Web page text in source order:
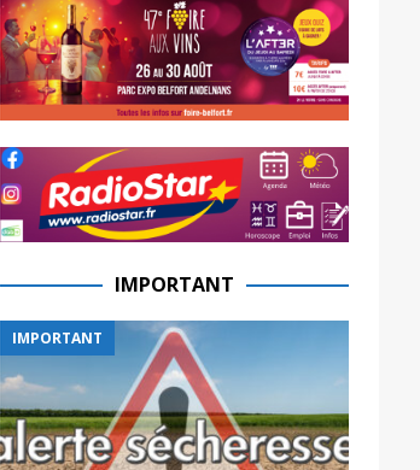
IMPORTANT
IMPORTANT